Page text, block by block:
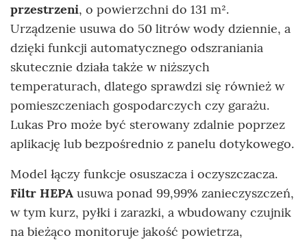
przestrzeni, o powierzchni do 131 m².
Urządzenie usuwa do 50 litrów wody dziennie, a
dzięki funkcji automatycznego odszraniania
skutecznie działa także w niższych
temperaturach, dlatego sprawdzi się również w
pomieszczeniach gospodarczych czy garażu.
Lukas Pro może być sterowany zdalnie poprzez
aplikację lub bezpośrednio z panelu dotykowego.
Model łączy funkcje osuszacza i oczyszczacza.
Filtr HEPA usuwa ponad 99,99% zanieczyszczeń,
w tym kurz, pyłki i zarazki, a wbudowany czujnik
na bieżąco monitoruje jakość powietrza,